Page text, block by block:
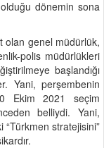
dönemin sona
olan genel müdürlük,
polis müdürlükleri
başlandığı
Yani, perşembenin
Ekim 2021 seçim
belliydi. Yani,
“Türkmen stratejisini”